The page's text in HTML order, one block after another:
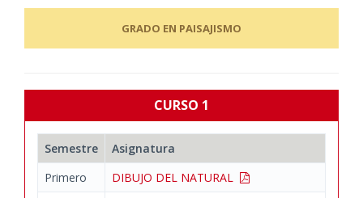
GRADO EN PAISAJISMO
CURSO 1
Semestre
Asignatura
Primero
DIBUJO DEL NATURAL